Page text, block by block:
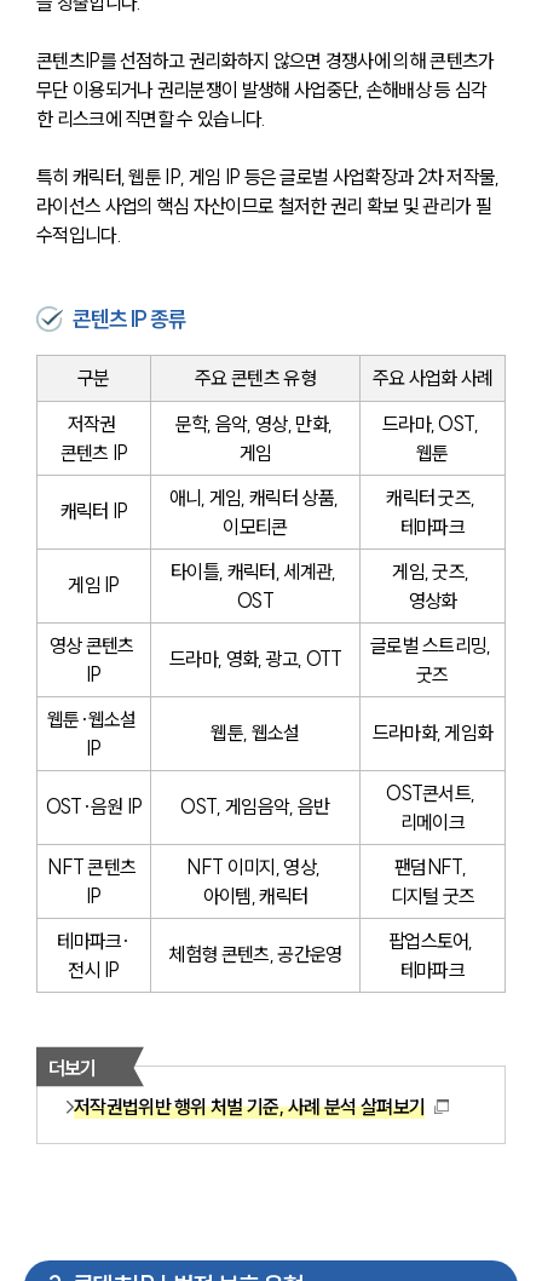
콘텐츠IP를 선점하고 권리화하지 않으면 경쟁사에 의해 콘텐츠가
무단 이용되거나 권리분쟁이 발생해 사업중단, 손해배상 등 심각
한 리스크에 직면할 수 있습니다.
특히 캐릭터, 웹툰 IP, 게임 IP 등은 글로벌 사업확장과 2차 저작물,
라이선스 사업의 핵심 자산이므로 철저한 권리 확보 및 관리가 필
수적입니다.
콘텐츠 IP 종류
구분 주요 콘텐츠 유형
주요 사업화 사례
저작권
콘텐츠 IP
문학, 음악, 영상, 만화,
게임
드라마, OST,
웹툰
캐릭터 IP
애니, 게임, 캐릭터 상품,
이모티콘
캐릭터 굿즈,
테마파크
게임 IP
타이틀, 캐릭터, 세계관,
OST
게임, 굿즈,
영상화
영상 콘텐츠
IP
드라마, 영화, 광고, OTT
글로벌 스트리밍,
굿즈
웹툰·웹소설
IP
웹툰, 웹소설 드라마화, 게임화
OST·음원 IP OST, 게임음악, 음반
OST콘서트,
리메이크
NFT 콘텐츠
IP
NFT 이미지, 영상,
아이템, 캐릭터
팬덤NFT,
디지털 굿즈
테마파크·
전시 IP
체험형 콘텐츠, 공간운영
팝업스토어,
테마파크
더보기
저작권법위반 행위 처벌 기준, 사례 분석 살펴보기